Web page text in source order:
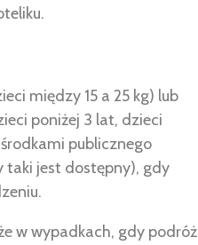
między 15 a 25 kg) lub
poniżej 3 lat, dzieci
publicznego
taki jest dostępny), gdy
w wypadkach, gdy podróż